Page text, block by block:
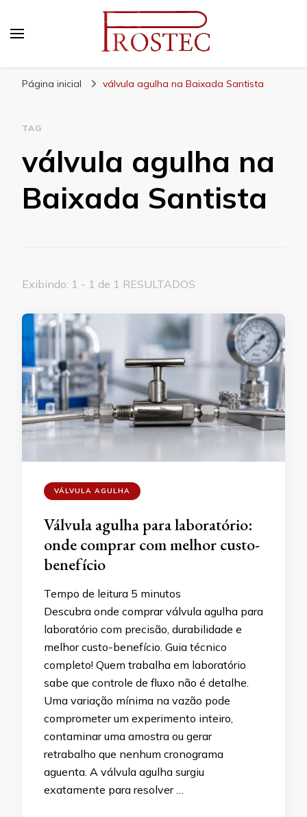
Página inicial válvula agulha na Baixada Santista
TAG
válvula agulha na
Baixada Santista
Exibindo: 1 - 1 de 1 RESULTADOS
VÁLVULA AGULHA
Válvula agulha para laboratório:
onde comprar com melhor custo-
benefício
Tempo de leitura 5 minutos
Descubra onde comprar válvula agulha para
laboratório com precisão, durabilidade e
melhor custo-benefício. Guia técnico
completo! Quem trabalha em laboratório
sabe que controle de fluxo não é detalhe.
Uma variação mínima na vazão pode
comprometer um experimento inteiro,
contaminar uma amostra ou gerar
retrabalho que nenhum cronograma
aguenta. A válvula agulha surgiu
exatamente para resolver …